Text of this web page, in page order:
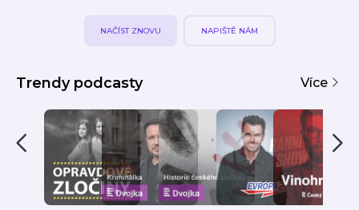
NAČÍST ZNOVU NAPIŠTĚ NÁM
Trendy podcasty Více